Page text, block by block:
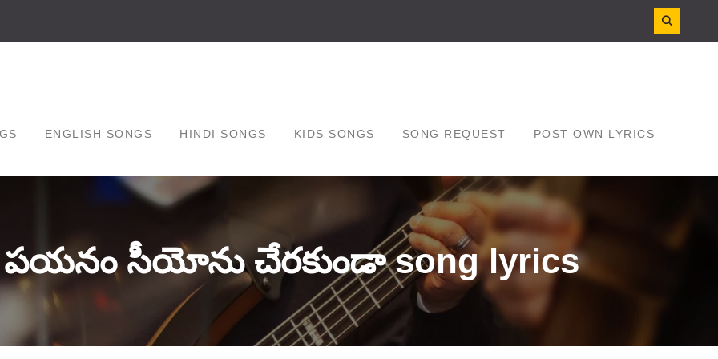
ENGLISH SONGS HINDI SONGS KIDS SONGS SONG REQUEST POST OWN LYRICS
పయనం సీయోను చేరకుండా song lyrics